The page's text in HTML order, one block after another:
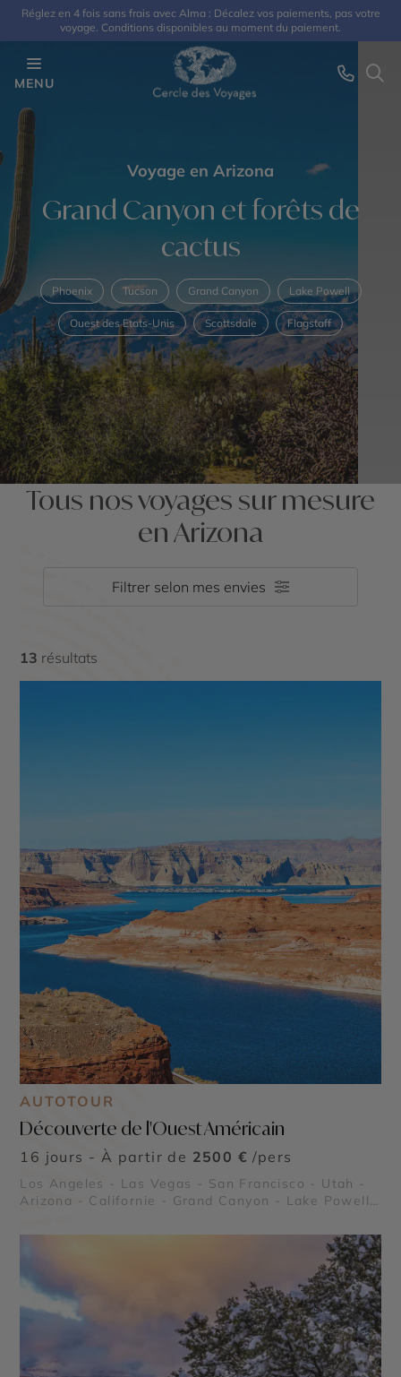
Réglez en 4 fois sans frais avec Alma : Décalez vos paiements, pas votre
voyage. Conditions disponibles au moment du paiement.
MENU
Voyage en Arizona
Grand Canyon et forêts de
cactus
Phoenix Tucson Grand Canyon Lake Powell
Ouest des Etats-Unis Scottsdale Flagstaff
Tous nos voyages sur mesure
en Arizona
Filtrer selon mes envies
13 résultats
AUTOTOUR
Découverte de l'Ouest Américain
16 jours - À partir de 2500 € /pers
Los Angeles - Las Vegas - San Francisco - Utah -
Arizona - Californie - Grand Canyon - Lake Powell
National de Yosemite - Bryce Canyon - Route 66 -